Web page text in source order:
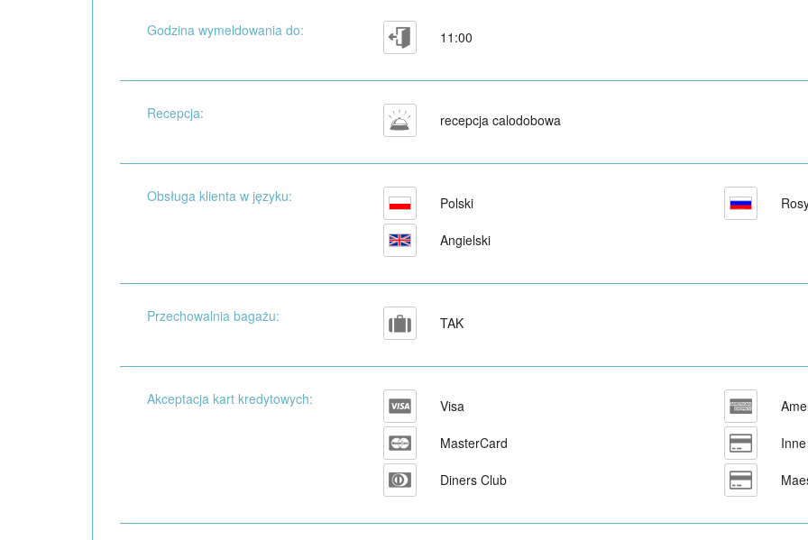
Godzina wymeldowania do: 11:00
Recepcja: recepcja calodobowa
Obsługa klienta w języku: Polski
Angielski
Przechowalnia bagażu: TAK
Akceptacja kart kredytowych: Visa
MasterCard
Diners Club